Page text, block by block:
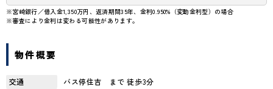
※宮崎銀行／借入金1,350万円、返済期間35年、金利0.950%（変動金利型）の場合
※審査により金利は変わる可能性があります。
物件概要
交通
バス停住吉 まで 徒歩3分